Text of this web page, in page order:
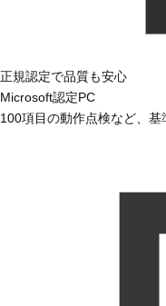
正規認定で品質も安心
Microsoft認定PC
100項目の動作点検など、